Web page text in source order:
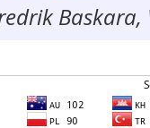
Baskara,